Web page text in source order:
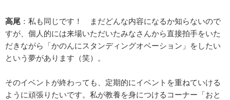
高尾 ：私も同じです！ まだどんな内容になるか知らないので
すが、個人的には来場いただいたみなさんから直接拍手をいた
だきながら「かのんにスタンディングオベーション」をしたい
という夢があります（笑）。
そのイベントが終わっても、定期的にイベントを重ねていける
ように頑張りたいです。私が教養を身につけるコーナー「おと